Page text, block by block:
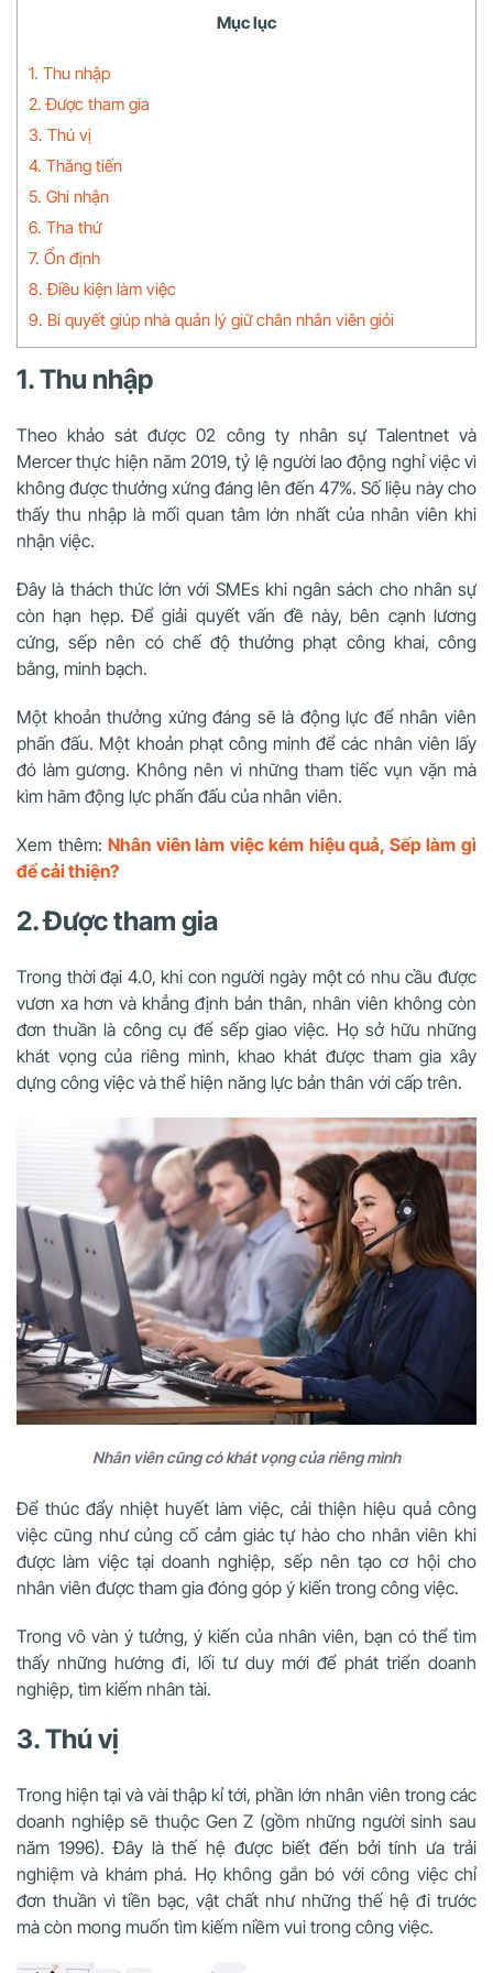
Mục lục
1. Thu nhập
2. Được tham gia
3. Thú vị
4. Thăng tiến
5. Ghi nhận
6. Tha thứ
7. Ổn định
8. Điều kiện làm việc
9. Bí quyết giúp nhà quản lý giữ chân nhân viên giỏi
1. Thu nhập
Theo khảo sát được 02 công ty nhân sự Talentnet và
Mercer thực hiện năm 2019, tỷ lệ người lao động nghỉ việc vì
không được thưởng xứng đáng lên đến 47%. Số liệu này cho
thấy thu nhập là mối quan tâm lớn nhất của nhân viên khi
nhận việc.
Đây là thách thức lớn với SMEs khi ngân sách cho nhân sự
còn hạn hẹp. Để giải quyết vấn đề này, bên cạnh lương
cứng, sếp nên có chế độ thưởng phạt công khai, công
bằng, minh bạch.
Một khoản thưởng xứng đáng sẽ là động lực để nhân viên
phấn đấu. Một khoản phạt công minh để các nhân viên lấy
đó làm gương. Không nên vì những tham tiếc vụn vặn mà
kìm hãm động lực phấn đấu của nhân viên.
Xem thêm:Nhân viên làm việc kém hiệu quả, Sếp làm gì
để cải thiện?
2. Được tham gia
Trong thời đại 4.0, khi con người ngày một có nhu cầu được
vươn xa hơn và khẳng định bản thân, nhân viên không còn
đơn thuần là công cụ để sếp giao việc. Họ sở hữu những
khát vọng của riêng mình, khao khát được tham gia xây
dựng công việc và thể hiện năng lực bản thân với cấp trên.
Nhân viên cũng có khát vọng của riêng mình
Để thúc đẩy nhiệt huyết làm việc, cải thiện hiệu quả công
việc cũng như củng cố cảm giác tự hào cho nhân viên khi
được làm việc tại doanh nghiệp, sếp nên tạo cơ hội cho
nhân viên được tham gia đóng góp ý kiến trong công việc.
Trong vô vàn ý tưởng, ý kiến của nhân viên, bạn có thể tìm
thấy những hướng đi, lối tư duy mới để phát triển doanh
nghiệp, tìm kiếm nhân tài.
3. Thú vị
Trong hiện tại và vài thập kỉ tới, phần lớn nhân viên trong các
doanh nghiệp sẽ thuộc Gen Z (gồm những người sinh sau
năm 1996). Đây là thế hệ được biết đến bởi tính ưa trải
nghiệm và khám phá. Họ không gắn bó với công việc chỉ
đơn thuần vì tiền bạc, vật chất như những thế hệ đi trước
mà còn mong muốn tìm kiếm niềm vui trong công việc.